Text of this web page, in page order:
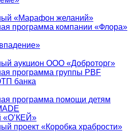
«Марафон желаний»
программа компании «Флора»
аукцион ООО «Доброторг»
программа группы PBF
банка
программа помощи детям
«О’КЕЙ»
проект «Коробка храбрости»